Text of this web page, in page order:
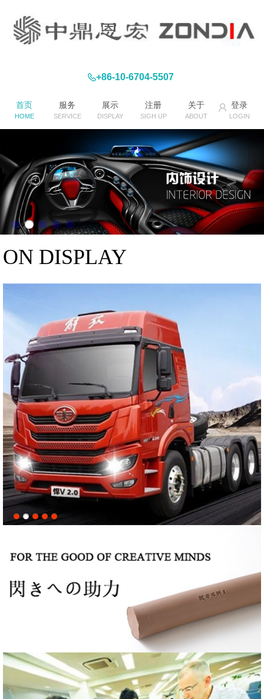
+86-10-6704-5507
首页
HOME
服务
SERVICE
展示
DISPLAY
注册
SIGH UP
关于
ABOUT
登录
LOGIN
ON DISPLAY